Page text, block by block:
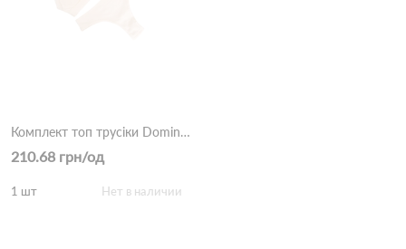
Комплект топ трусіки Dominant 5650-18 Молочний
210.68 грн/од
1 шт Нет в наличии